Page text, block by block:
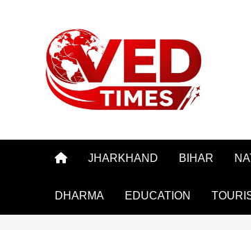
JHARKHAND BIHAR
DHARMA EDUCATION